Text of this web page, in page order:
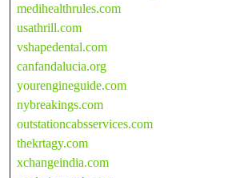
medihealthrules.com
usathrill.com
vshapedental.com
canfandalucia.org
yourengineguide.com
nybreakings.com
outstationcabsservices.com
thekrtagy.com
xchangeindia.com